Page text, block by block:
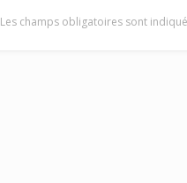
Les champs obligatoires sont